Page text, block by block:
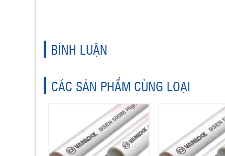
BÌNH LUẬN
CÁC SẢN PHẨM CÙNG LOẠI